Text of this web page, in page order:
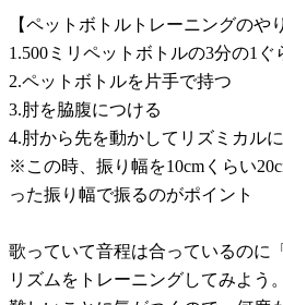
【ペットボトルトレーニングのや
1.500ミリペットボトルの3分の1
2.ペットボトルを片手で持つ
3.肘を脇腹につける
4.肘から先を動かしてリズミカル
※この時、振り幅を10cmくらい
った振り幅で振るのがポイント
歌っていて音程は合っているのに
リズムをトレーニングしてみよう